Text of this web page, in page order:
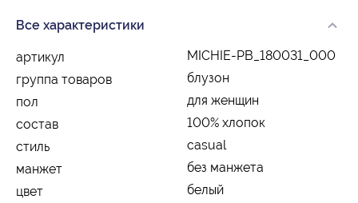
Все характеристики
артикул
MICHIE-PB_180031_000
группа товаров
блузон
пол
для женщин
состав
100% хлопок
стиль
casual
манжет
без манжета
цвет
белый